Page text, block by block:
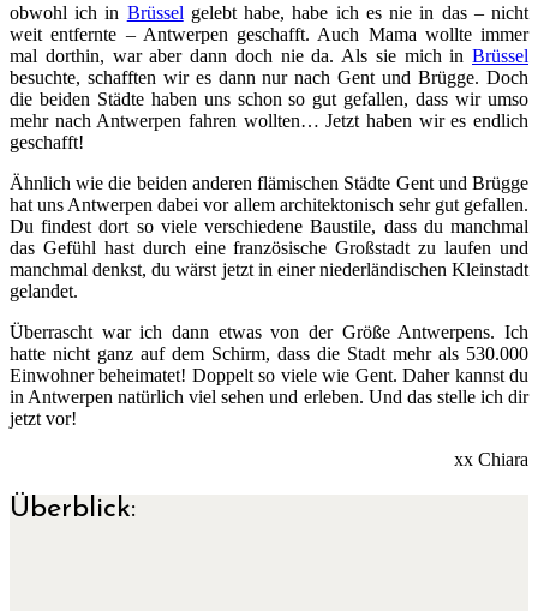
obwohl ich in Brüssel gelebt habe, habe ich es nie in das – nicht
weit entfernte – Antwerpen geschafft. Auch Mama wollte immer
mal dorthin, war aber dann doch nie da. Als sie mich in Brüssel
besuchte, schafften wir es dann nur nach Gent und Brügge. Doch
die beiden Städte haben uns schon so gut gefallen, dass wir umso
mehr nach Antwerpen fahren wollten… Jetzt haben wir es endlich
geschafft!
Ähnlich wie die beiden anderen flämischen Städte Gent und Brügge
hat uns Antwerpen dabei vor allem architektonisch sehr gut gefallen.
Du findest dort so viele verschiedene Baustile, dass du manchmal
das Gefühl hast durch eine französische Großstadt zu laufen und
manchmal denkst, du wärst jetzt in einer niederländischen Kleinstadt
gelandet.
Überrascht war ich dann etwas von der Größe Antwerpens. Ich
hatte nicht ganz auf dem Schirm, dass die Stadt mehr als 530.000
Einwohner beheimatet! Doppelt so viele wie Gent. Daher kannst du
in Antwerpen natürlich viel sehen und erleben. Und das stelle ich dir
jetzt vor!
xx Chiara
Überblick: